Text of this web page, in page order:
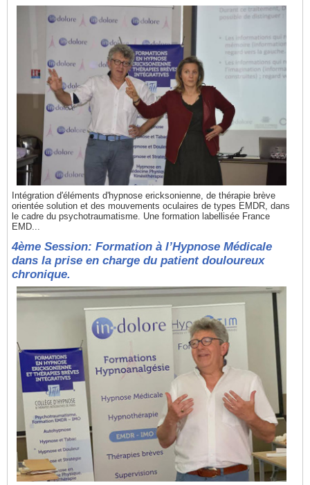
Intégration d'éléments d'hypnose ericksonienne, de thérapie brève
orientée solution et des mouvements oculaires de types EMDR, dans
le cadre du psychotraumatisme. Une formation labellisée France
EMD...
4ème Session: Formation à l’Hypnose Médicale
dans la prise en charge du patient douloureux
chronique.